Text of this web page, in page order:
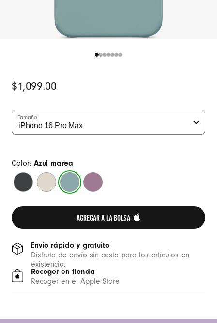
Precio
original
$1,099.00
Tamaño
Color: Azul marea
Negro
medianoche
Gris
piedra
Azul
marea
Morado
atardecer
AGREGAR A LA BOLSA
Envío rápido y gratuito
Disfruta de envío sin costo para los artículos en
existencia.
Recoger en tienda
Recoger en el Apple Store